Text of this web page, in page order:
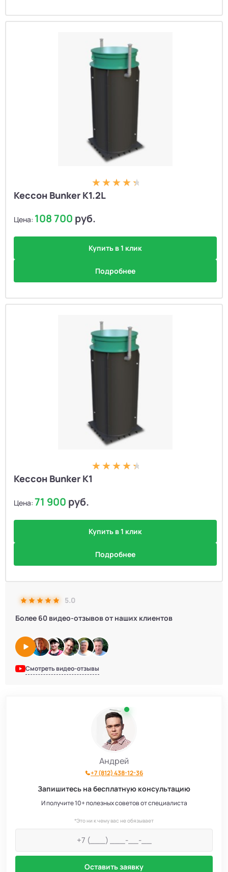
5.0
Более 60 видео-отзывов от наших клиентов
Смотреть видео-отзывы
Андрей
+7 (812) 438-12-36
Запишитесь на бесплатную консультацию
И получите 10+ полезных советов от специалиста
*Это ни к чему вас не обязывает
Оставить заявку
Кессон Bunker K1.2L
Цена: 108 700 руб.
Купить в 1 клик
Подробнее
Кессон Bunker K1
Цена: 71 900 руб.
Купить в 1 клик
Подробнее